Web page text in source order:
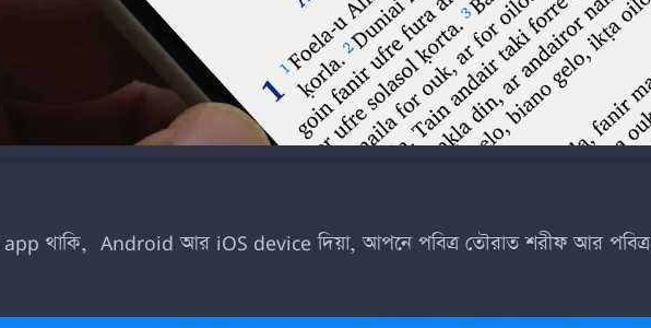
app থাকি, Android আর iOS device দিয়া, আপনে পবিত্র তৌরাত শরীফ আর